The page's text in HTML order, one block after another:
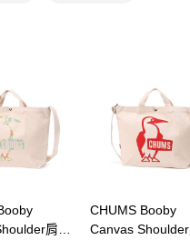
別帳號之用戶狀況，依本公司即
註冊。若發現惡意使用之情形，
使用額度並採取法律行動。
肩背
CHUMS Booby
Canvas